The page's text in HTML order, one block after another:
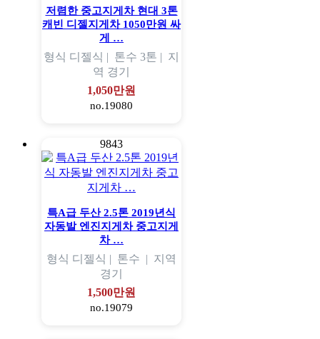
저렴한 중고지게차 현대 3톤
캐빈 디젤지게차 1050만원 싸
게 …
형식 디젤식 | 톤수 3톤 | 지
역 경기
1,050만원
no.19080
9843
특A급 두산 2.5톤 2019년식
자동발 엔진지게차 중고지게
차 …
형식 디젤식 | 톤수 | 지역
경기
1,500만원
no.19079